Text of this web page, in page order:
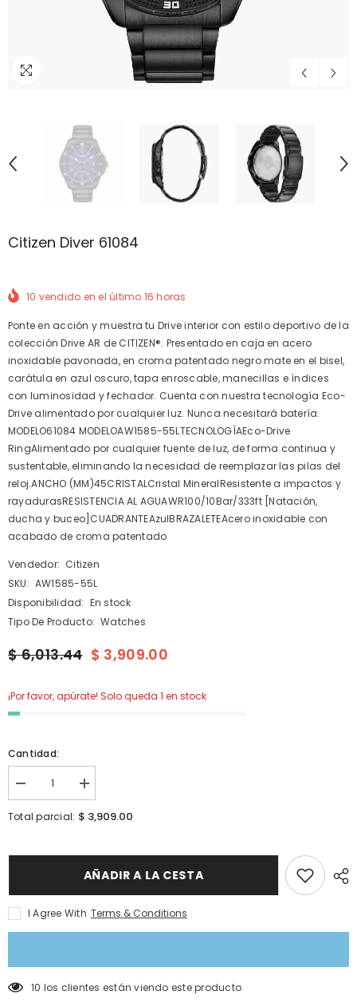
Citizen Diver 61084
10 vendido en el último 16 horas
Ponte en acción y muestra tu Drive interior con estilo deportivo de la
colección Drive AR de CITIZEN®. Presentado en caja en acero
inoxidable pavonada, en croma patentado negro mate en el bisel,
carátula en azul oscuro, tapa enroscable, manecillas e índices
con luminosidad y fechador. Cuenta con nuestra tecnología Eco-
Drive alimentado por cualquier luz. Nunca necesitará batería.
MODELO61084 MODELOAW1585-55LTECNOLOGÍAEco-Drive
RingAlimentado por cualquier fuente de luz, de forma continua y
sustentable, eliminando la necesidad de reemplazar las pilas del
reloj.ANCHO (MM)45CRISTALCristal MineralResistente a impactos y
rayadurasRESISTENCIA AL AGUAWR100/10Bar/333ft [Natación,
ducha y buceo]CUADRANTEAzulBRAZALETEAcero inoxidable con
acabado de croma patentado
Vendedor: Citizen
SKU: AW1585-55L
Disponibilidad: En stock
Tipo De Producto: Watches
$ 6,013.44 $ 3,909.00
¡Por favor, apúrate! Solo queda 1 en stock
Cantidad:
Error:
Missing
interpolation
cantidad
de
{{
producto
I18n
Error:
Missing
interpolation
&quot;Aumentar
cantidad
de
{{
producto
Total parcial: $ 3,909.00
AÑADIR A LA CESTA
I Agree With Terms & Conditions
14 los clientes están viendo este producto